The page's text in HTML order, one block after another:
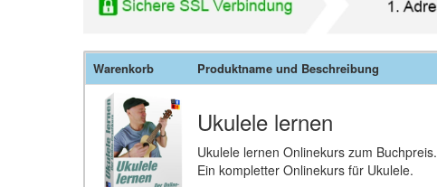
Warenkorb Produktname und Beschreibung
Ukulele lernen
Ukulele lernen Onlinekurs zum Buchpreis.
Ein kompletter Onlinekurs für Ukulele.